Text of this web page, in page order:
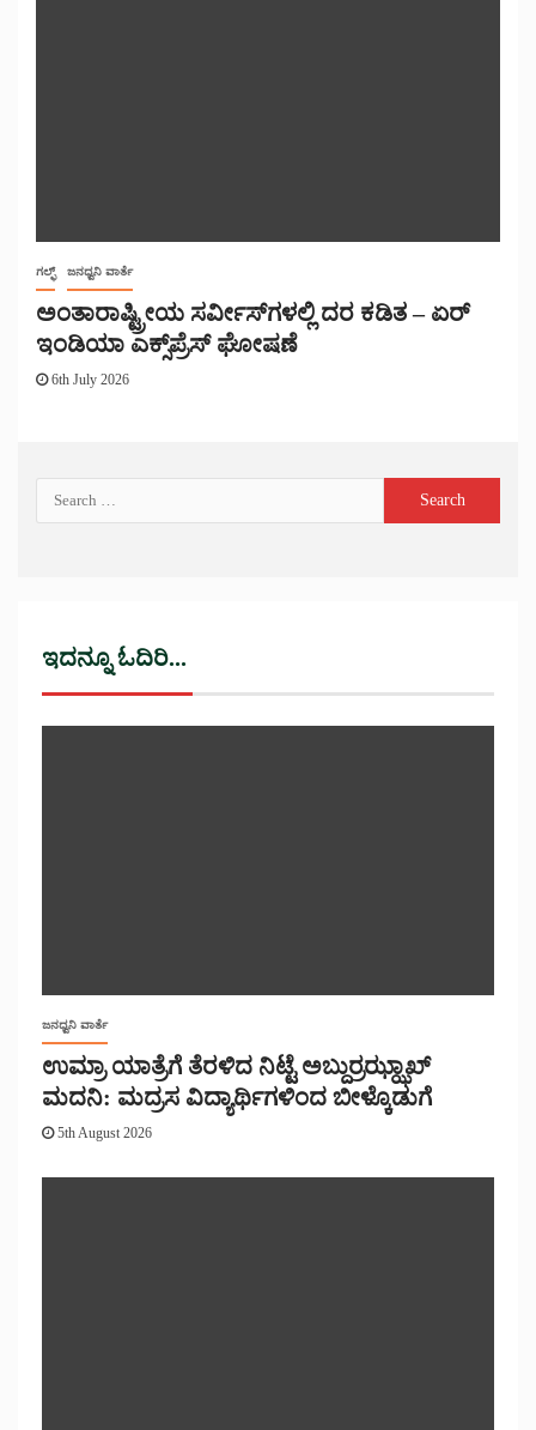
ಗಲ್ಫ್ ಜನಧ್ವನಿ ವಾರ್ತೆ
ಅಂತಾರಾಷ್ಟ್ರೀಯ ಸರ್ವೀಸ್‌ಗಳಲ್ಲಿ ದರ ಕಡಿತ – ಏರ್
ಇಂಡಿಯಾ ಎಕ್ಸ್‌ಪ್ರೆಸ್ ಘೋಷಣೆ
6th July 2026
ಇದನ್ನೂ ಓದಿರಿ...
ಜನಧ್ವನಿ ವಾರ್ತೆ
ಉಮ್ರಾ ಯಾತ್ರೆಗೆ ತೆರಳಿದ ನಿಟ್ಟೆ ಅಬ್ದುರ್ರಝ್ಝಾಖ್
ಮದನಿ: ಮದ್ರಸ ವಿದ್ಯಾರ್ಥಿಗಳಿಂದ ಬೀಳ್ಕೊಡುಗೆ
5th August 2026